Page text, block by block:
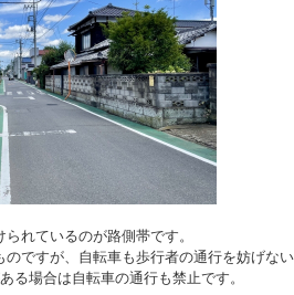
れているのが路側帯です。
のですが、自転車も歩行者の通行を妨げな
る場合は自転車の通行も禁止です。